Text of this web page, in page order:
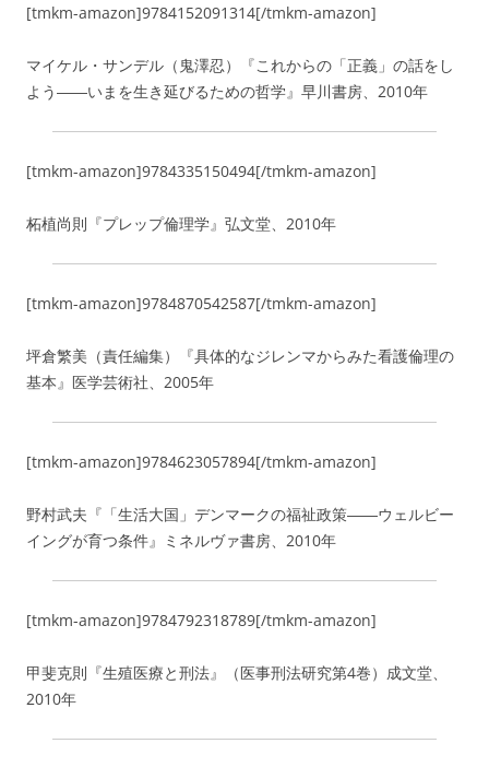
[tmkm-amazon]9784152091314[/tmkm-amazon]
マイケル・サンデル（鬼澤忍）『これからの「正義」の話をし
よう――いまを生き延びるための哲学』早川書房、2010年
[tmkm-amazon]9784335150494[/tmkm-amazon]
柘植尚則『プレップ倫理学』弘文堂、2010年
[tmkm-amazon]9784870542587[/tmkm-amazon]
坪倉繁美（責任編集）『具体的なジレンマからみた看護倫理の
基本』医学芸術社、2005年
[tmkm-amazon]9784623057894[/tmkm-amazon]
野村武夫『「生活大国」デンマークの福祉政策――ウェルビー
イングが育つ条件』ミネルヴァ書房、2010年
[tmkm-amazon]9784792318789[/tmkm-amazon]
甲斐克則『生殖医療と刑法』（医事刑法研究第4巻）成文堂、
2010年